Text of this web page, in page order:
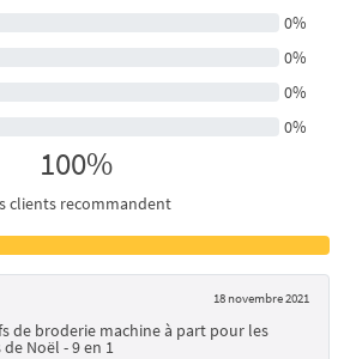
0%
0%
0%
0%
100%
clients recommandent
18 novembre 2021
de broderie machine à part pour les
Noël - 9 en 1